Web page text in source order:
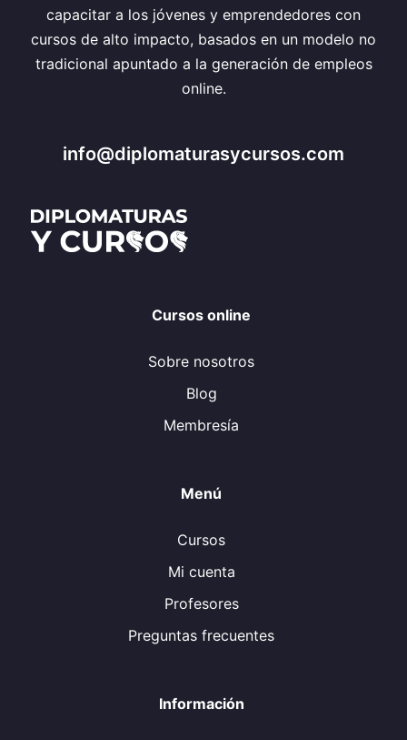
capacitar a los jóvenes y emprendedores con
cursos de alto impacto, basados en un modelo no
tradicional apuntado a la generación de empleos
online.
info@diplomaturasycursos.com
Cursos online
Sobre nosotros
Blog
Membresía
Menú
Cursos
Mi cuenta
Profesores
Preguntas frecuentes
Información